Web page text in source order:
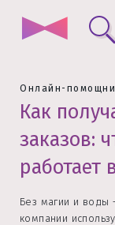
Онлайн-
Как
заказов:
работает
Без магии и воды
компании